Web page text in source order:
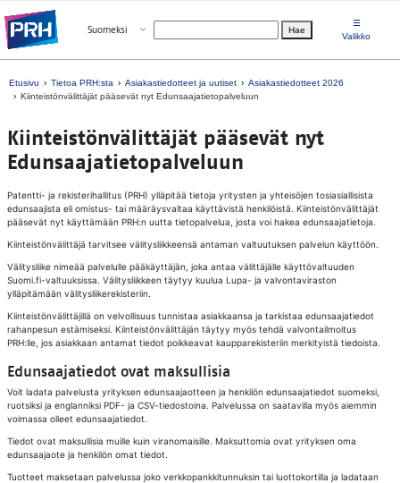
Valitse kieli
Suomeksi Avaa valikko Hae
☰
Valikko
Etusivu Tietoa PRH:sta Asiakastiedotteet ja uutiset
Asiakastiedotteet 2026
Kiinteistönvälittäjät pääsevät nyt Edunsaajatietopalveluun
Kiinteistönvälittäjät pääsevät nyt
Edunsaajatietopalveluun
Patentti- ja rekisterihallitus (PRH) ylläpitää tietoja yritysten ja yhteisöjen tosiasiallisista
edunsaajista eli omistus- tai määräysvaltaa käyttävistä henkilöistä. Kiinteistönvälittäjät
pääsevät nyt käyttämään PRH:n uutta tietopalvelua, josta voi hakea edunsaajatietoja.
Kiinteistönvälittäjä tarvitsee välitysliikkeensä antaman valtuutuksen palvelun käyttöön.
Välitysliike nimeää palvelulle pääkäyttäjän, joka antaa välittäjälle käyttövaltuuden
Suomi.fi-valtuuksissa. Välitysliikkeen täytyy kuulua Lupa- ja valvontaviraston
ylläpitämään välitysliikerekisteriin.
Kiinteistönvälittäjillä on velvollisuus tunnistaa asiakkaansa ja tarkistaa edunsaajatiedot
rahanpesun estämiseksi. Kiinteistönvälittäjän täytyy myös tehdä valvontailmoitus
PRH:lle, jos asiakkaan antamat tiedot poikkeavat kaupparekisteriin merkityistä tiedoista.
Edunsaajatiedot ovat maksullisia
Voit ladata palvelusta yrityksen edunsaajaotteen ja henkilön edunsaajatiedot suomeksi,
ruotsiksi ja englanniksi PDF- ja CSV-tiedostoina. Palvelussa on saatavilla myös aiemmin
voimassa olleet edunsaajatiedot.
Tiedot ovat maksullisia muille kuin viranomaisille. Maksuttomia ovat yrityksen oma
edunsaajaote ja henkilön omat tiedot.
Tuotteet maksetaan palvelussa joko verkkopankkitunnuksin tai luottokortilla ja ladataan